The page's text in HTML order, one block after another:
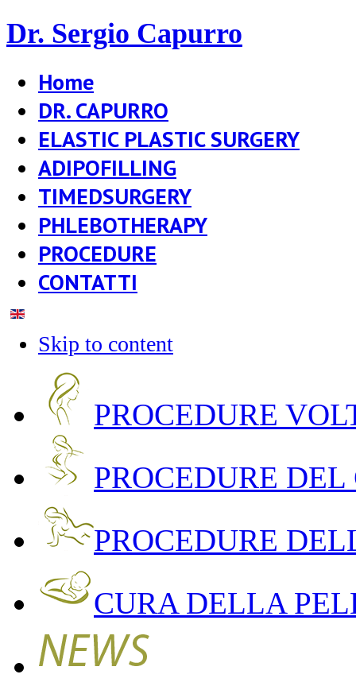
Dr. Sergio Capurro
Home
DR. CAPURRO
ELASTIC PLASTIC SURGERY
ADIPOFILLING
TIMEDSURGERY
PHLEBOTHERAPY
PROCEDURE
CONTATTI
Skip to content
PROCEDURE
PROCEDURE DEL
PROCEDURE
CURA DELLA